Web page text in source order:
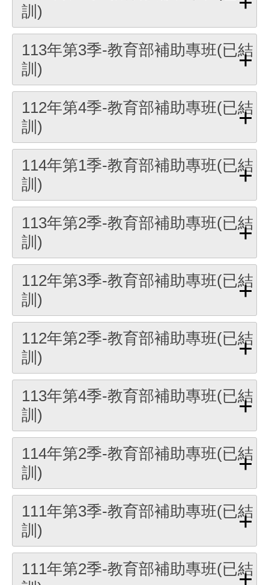
訓)
113年第3季-教育部補助專班(已結
訓)
112年第4季-教育部補助專班(已結
訓)
114年第1季-教育部補助專班(已結
訓)
113年第2季-教育部補助專班(已結
訓)
112年第3季-教育部補助專班(已結
訓)
112年第2季-教育部補助專班(已結
訓)
113年第4季-教育部補助專班(已結
訓)
114年第2季-教育部補助專班(已結
訓)
111年第3季-教育部補助專班(已結
訓)
111年第2季-教育部補助專班(已結